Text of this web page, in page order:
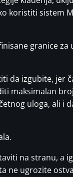
koristiti sistem
granice za
da izgubite, jer
maksimalan
uloga, ali i
na stranu, a
ne ugrozite